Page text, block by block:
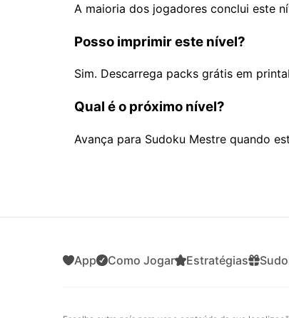
A maioria dos jogadores conclui este
Posso imprimir este nível?
Sim. Descarrega packs grátis em
Qual é o próximo nível?
Avança para Sudoku Mestre quando
App Como Jogar Estratégias